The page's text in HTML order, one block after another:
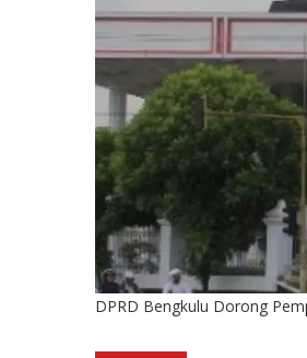
DPRD Bengkulu Dorong